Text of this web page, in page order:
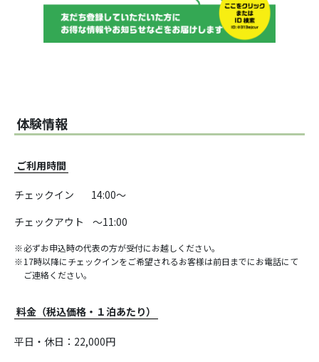
体験情報
ご利用時間
チェックイン 14:00～
チェックアウト ～11:00
必ずお申込時の代表の方が受付にお越しください。
17時以降にチェックインをご希望されるお客様は前日までにお電話にて
ご連絡ください。
料金（税込価格・１泊あたり）
平日・休日：22,000円